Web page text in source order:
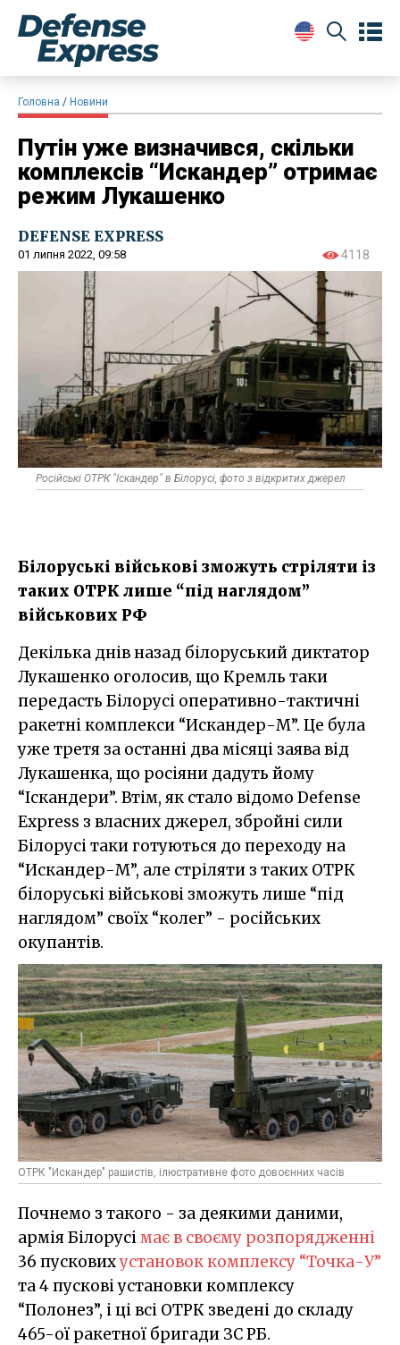
Головна Новини
Путін уже визначився, скільки
комплексів “Искандер” отримає
режим Лукашенко
DEFENSE EXPRESS
01 липня 2022, 09:58 4118
Російські ОТРК "Іскандер" в Білорусі, фото з відкритих джерел
Білоруські військові зможуть стріляти із
таких ОТРК лише “під наглядом”
військових РФ
Декілька днів назад білоруський диктатор
Лукашенко оголосив, що Кремль таки
передасть Білорусі оперативно-тактичні
ракетні комплекси “Искандер-М”. Це була
уже третя за останні два місяці заява від
Лукашенка, що росіяни дадуть йому
“Іскандери”. Втім, як стало відомо Defense
Express з власних джерел, збройні сили
Білорусі таки готуються до переходу на
“Искандер-М”, але стріляти з таких ОТРК
білоруські військові зможуть лише “під
наглядом” своїх “колег” - російських
окупантів.
ОТРК "Искандер" рашистів, ілюстративне фото довоєнних часів
Почнемо з такого - за деякими даними,
армія Білорусімає в своєму розпорядженні
36 пусковихустановок комплексу “Точка-У”
та 4 пускові установки комплексу
“Полонез”, і ці всі ОТРК зведені до складу
465-ої ракетної бригади ЗС РБ.